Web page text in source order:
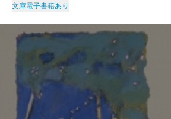
文庫電子書籍あり